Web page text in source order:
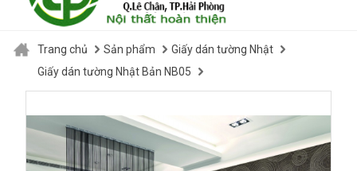
Trang chủ Sản phẩm
Giấy dán tường Nhật
Giấy dán tường Nhật Bản NB05